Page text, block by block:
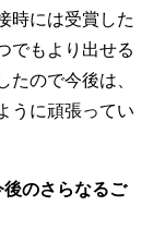
時には受賞した
でもより出せる
たので今後は、
うに頑張ってい
のさらなるご